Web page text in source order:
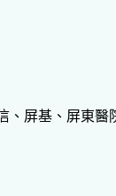
、屏基、屏東醫